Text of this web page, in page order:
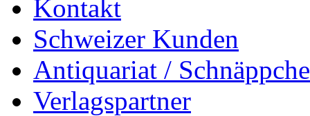
Kontakt
Schweizer Kunden
Antiquariat /
Verlagspartner